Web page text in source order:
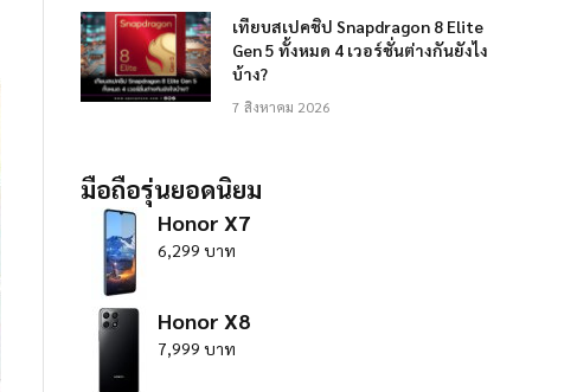
เทียบสเปคชิป Snapdragon 8 Elite
Gen 5 ทั้งหมด 4 เวอร์ชั่นต่างกันยังไง
บ้าง?
7 สิงหาคม 2026
มือถือรุ่นยอดนิยม
Honor X7
6,299 บาท
Honor X8
7,999 บาท